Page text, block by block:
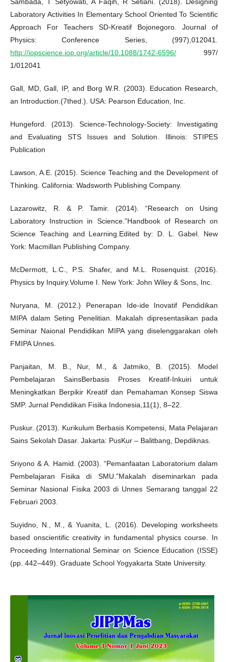
Laboratory Activities In Elementary School Oriented To Scientific
Approach For Teachers SD-Kreatif Bojonegoro. Journal of
Physics: Conference Series, (997),012041.
http://iopscience.iop.org/article/10.1088/1742-6596/ 997/
1/012041
Gall, MD, Gall, IP, and Borg W.R. (2003). Education Research,
an Introduction.(7thed.). USA: Pearson Education, Inc.
Hungeford. (2013). Science-Technology-Society: Investigating
and Evaluating STS Issues and Solution. Illinois: STIPES
Publication
Lawson, A.E. (2015). Science Teaching and the Development of
Thinking. California: Wadsworth Publishing Company.
Lazarowitz, R. & P. Tamir. (2014). “Research on Using
Laboratory Instruction in Science.”Handbook of Research on
Science Teaching and Learning.Edited by: D. L. Gabel. New
York: Macmillan Publishing Company.
McDermott, L.C., P.S. Shafer, and M.L. Rosenquist. (2016).
Physics by Inquiry.Volume I. New York: John Wiley & Sons, Inc.
Nuryana, M. (2012.) Penerapan Ide-ide Inovatif Pendidikan
MIPA dalam Seting Penelitian. Makalah dipresentasikan pada
Seminar Naional Pendidikan MIPA yang diselenggarakan oleh
FMIPA Unnes.
Panjaitan, M. B., Nur, M., & Jatmiko, B. (2015). Model
Pembelajaran SainsBerbasis Proses Kreatif-Inkuiri untuk
Meningkatkan Berpikir Kreatif dan Pemahaman Konsep Siswa
SMP. Jurnal Pendidikan Fisika Indonesia,11(1), 8–22.
Puskur. (2013). Kurikulum Berbasis Kompetensi, Mata Pelajaran
Sains Sekolah Dasar. Jakarta: PusKur – Balitbang, Depdiknas.
Sriyono & A. Hamid. (2003). “Pemanfaatan Laboratorium dalam
Pembelajaran Fisika di SMU.”Makalah diseminarkan pada
Seminar Nasional Fisika 2003 di Unnes Semarang tanggal 22
Februari 2003.
Suyidno, N., M., & Yuanita, L. (2016). Developing worksheets
based onscientific creativity in fundamental physics course. In
Proceeding International Seminar on Science Education (ISSE)
(pp. 442–449). Graduate School Yogyakarta State University.